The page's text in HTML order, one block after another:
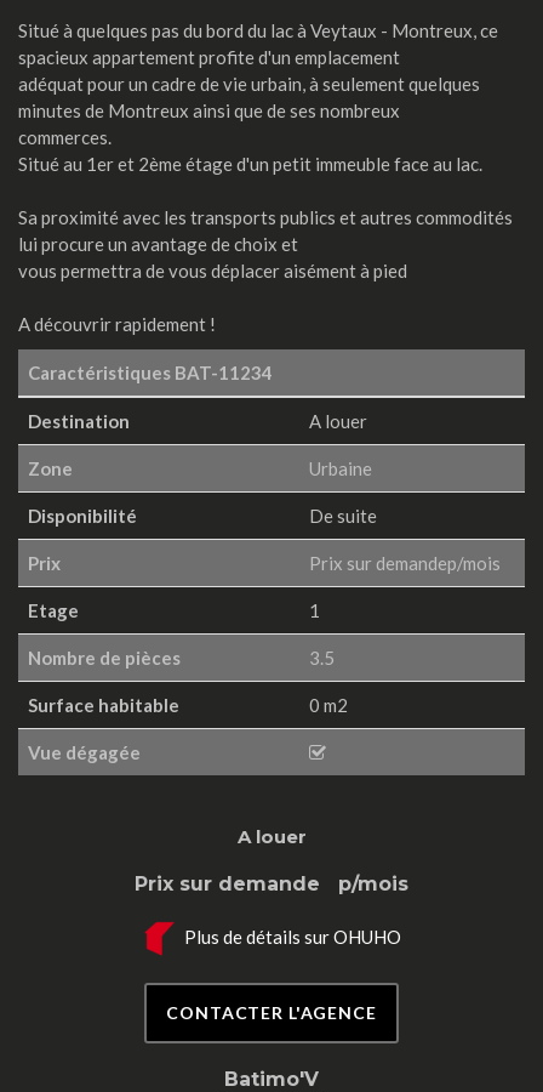
Situé à quelques pas du bord du lac à Veytaux - Montreux, ce
spacieux appartement profite d'un emplacement
adéquat pour un cadre de vie urbain, à seulement quelques
minutes de Montreux ainsi que de ses nombreux
commerces.
Situé au 1er et 2ème étage d'un petit immeuble face au lac.
Sa proximité avec les transports publics et autres commodités
lui procure un avantage de choix et
vous permettra de vous déplacer aisément à pied
A découvrir rapidement !
Caractéristiques BAT-11234
Destination A louer
Zone Urbaine
Disponibilité De suite
Prix Prix sur demandep/mois
Etage 1
Nombre de pièces 3.5
Surface habitable 0 m2
Vue dégagée
A louer
Prix sur demande p/mois
Plus de détails sur OHUHO
CONTACTER L'AGENCE
Batimo'V